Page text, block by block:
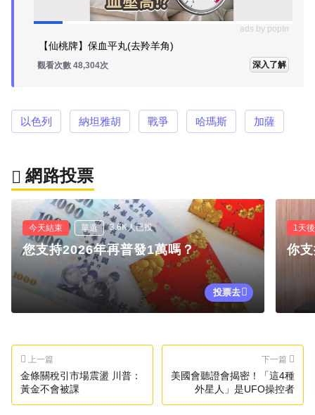
ads by popIn
【仙桃牌】保血平丸(去羚羊角)
觀看次數 48,304次 深入了解
以色列 納坦雅胡 戰爭 哈瑪斯 加薩
網路投票
今天結束 單選 3.6K人已投
您支持2026年再普發1萬嗎？
投票去
1天
你
上一篇
金條關稅引市場震盪 川普：
黃金不會被課
下一篇
美國會聽證會揭密！「這4種
外星人」是UFO操控者